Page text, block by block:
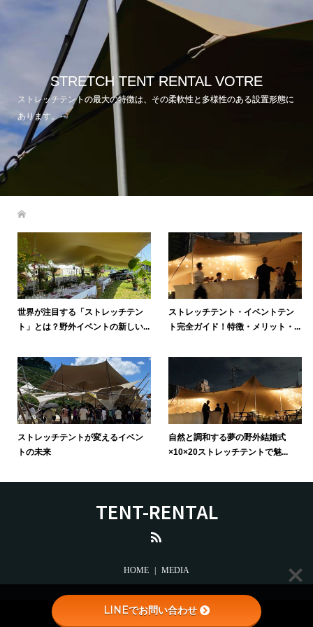
STRETCH TENT RENTAL VOTRE
ストレッチテントの最大の特徴は、その柔軟性と多様性のある設置形態に
あります。
世界が注目する「ストレッチテン
ト」とは？野外イベントの新しい...
ストレッチテント・イベントテン
ト完全ガイド！特徴・メリット・...
ストレッチテントが変えるイベン
トの未来
自然と調和する夢の野外結婚式
×10×20ストレッチテントで魅...
TENT-RENTAL
HOME MEDIA
Copyright © STRETCH TENT-RENTAL-VOTRE
LINEでお問い合わせ